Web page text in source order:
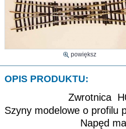
powiększ
OPIS PRODUKTU:
Zwrotnica
Szyny modelowe o profilu
Napęd